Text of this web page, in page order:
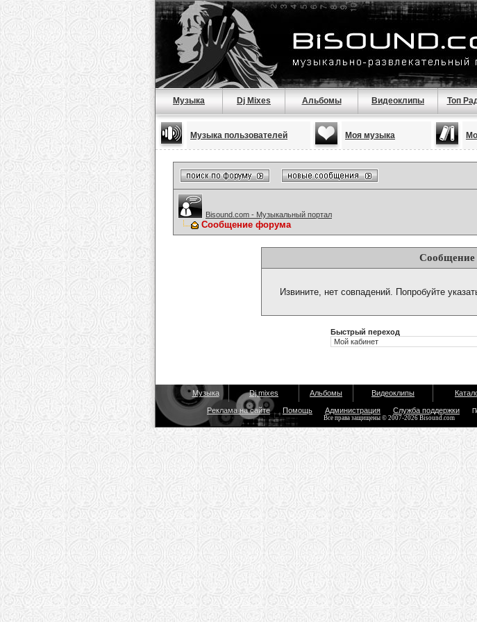
Музыка Dj Mixes Альбомы Видеоклипы Топ
Музыка пользователей Моя музыка
Bisound.com - Музыкальный портал
Сообщение форума
Сообщение
Извините, нет совпадений. Попробуйте
Быстрый переход
Музыка Dj mixes Альбомы Видеоклипы
Реклама на сайте Помощь Администрация Служба поддержки
Все права защищены © 2007-2026 Bisound.com